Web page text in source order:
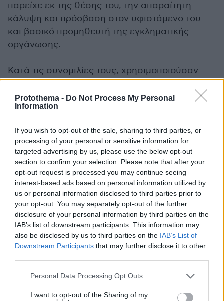
Protothema - Do Not Process My Personal
Information
If you wish to opt-out of the sale, sharing to third parties, or
processing of your personal or sensitive information for
targeted advertising by us, please use the below opt-out
section to confirm your selection. Please note that after your
opt-out request is processed you may continue seeing
interest-based ads based on personal information utilized by
us or personal information disclosed to third parties prior to
your opt-out. You may separately opt-out of the further
disclosure of your personal information by third parties on the
IAB’s list of downstream participants. This information may
also be disclosed by us to third parties on the IAB’s List of
Downstream Participants that may further disclose it to other
Please note that this website/app uses one or more Google
not limited to your visit or usage behaviour. You may click to
Personal Data Processing Opt Outs
I want to opt-out of the Sharing of my
παρείχε εκ της θέσης του, την απαραίτητη
κάλυψη και πρόσβαση στον υφιστάμενο του
και βασικό προμηθευτή της εγκληματικής
οργάνωσης.
Κατά τις συνομιλίες τους, χρησιμοποιούσαν
αποκρυπτογράφηση τους από τις Διωκτικές
Αρχές και συγκεκριμένα:
«μηχανάκια», «πληροφορίες», «τηλέφωνα» =
ποσότητες ναρκωτικής ουσίας,
«αριθμοί» = λεφτά,
«βραστό» = κοκαΐνη για χρήση ως «φρίμπα»,
«μονόζυγο» = ζυγαριά ακριβείας,
«νούμερα» = ύψος χρημάτων ανά 1.000 ευρώ,
«γατάκια» = κιλά κοκαΐνης,
«πράγματα» = ναρκωτικά,
«δραχμή» = γραμμάριο,
«ντάριπε» = (αναγραμματισμός) πεντάρι,
Παράλληλα, συνελήφθησαν η 63χρονη